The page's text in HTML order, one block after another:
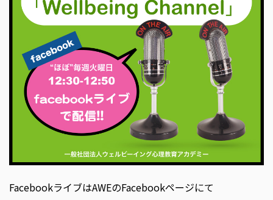
FacebookライブはAWEのFacebookページにて